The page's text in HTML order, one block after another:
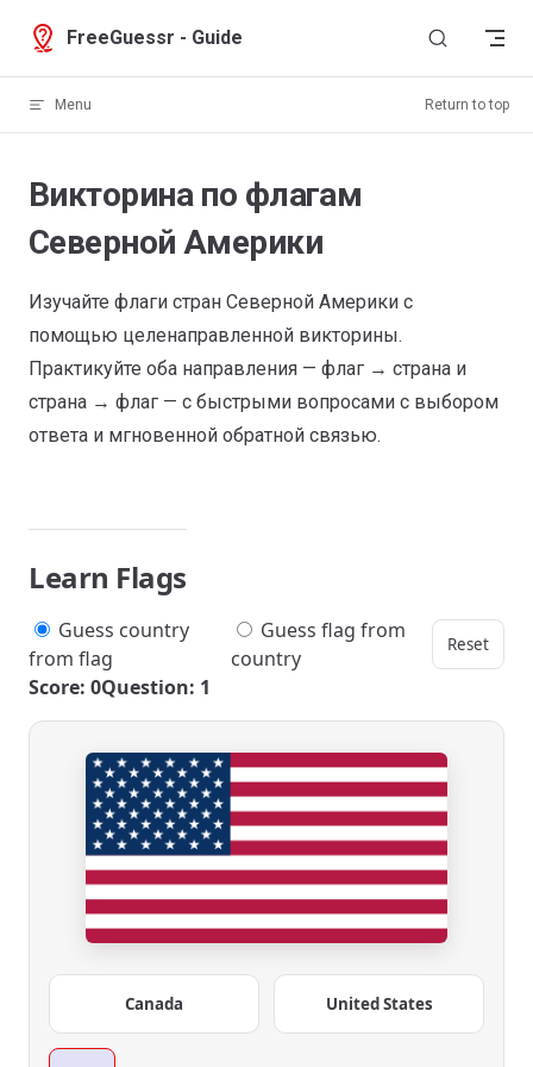
Skip to content
FreeGuessr - Guide
Menu Return to top
Викторина по флагам
Северной Америки
Изучайте флаги стран Северной Америки с
помощью целенаправленной викторины.
Практикуйте оба направления — флаг → страна и
страна → флаг — с быстрыми вопросами с выбором
ответа и мгновенной обратной связью.
Learn Flags
Guess country
from flag
Guess flag from
country
Reset
Score: 0Question: 1
Canada United States